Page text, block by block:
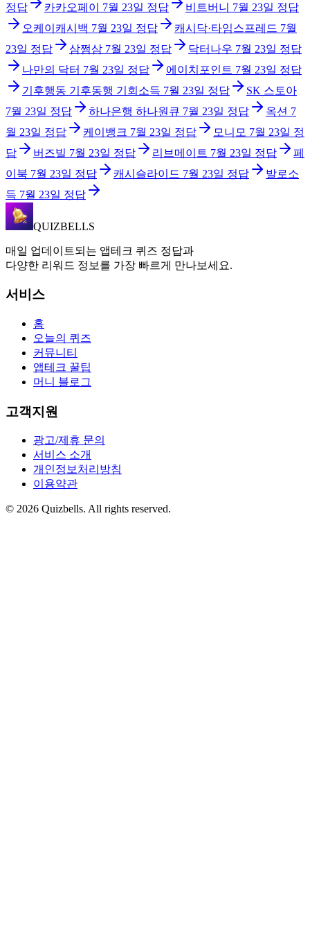
정답
카카오페이 7월 23일 정답 비트버니 7월 23일 정답
오케이캐시백 7월 23일 정답 캐시닥·타임스프레드 7월
23일 정답 삼쩜삼 7월 23일 정답 닥터나우 7월 23일 정답
나만의 닥터 7월 23일 정답 에이치포인트 7월 23일 정답
기후행동 기후동행 기회소득 7월 23일 정답
SK 스토아
7월 23일 정답 하나은행 하나원큐 7월 23일 정답 옥션 7
월 23일 정답 케이뱅크 7월 23일 정답 모니모 7월 23일 정
답
버즈빌 7월 23일 정답 리브메이트 7월 23일 정답
페
이북 7월 23일 정답 캐시슬라이드 7월 23일 정답
발로소
득 7월 23일 정답
QUIZBELLS
매일 업데이트되는 앱테크 퀴즈 정답과
다양한 리워드 정보를 가장 빠르게 만나보세요.
서비스
홈
오늘의 퀴즈
커뮤니티
앱테크 꿀팁
머니 블로그
고객지원
광고/제휴 문의
서비스 소개
개인정보처리방침
이용약관
© 2026 Quizbells. All rights reserved.